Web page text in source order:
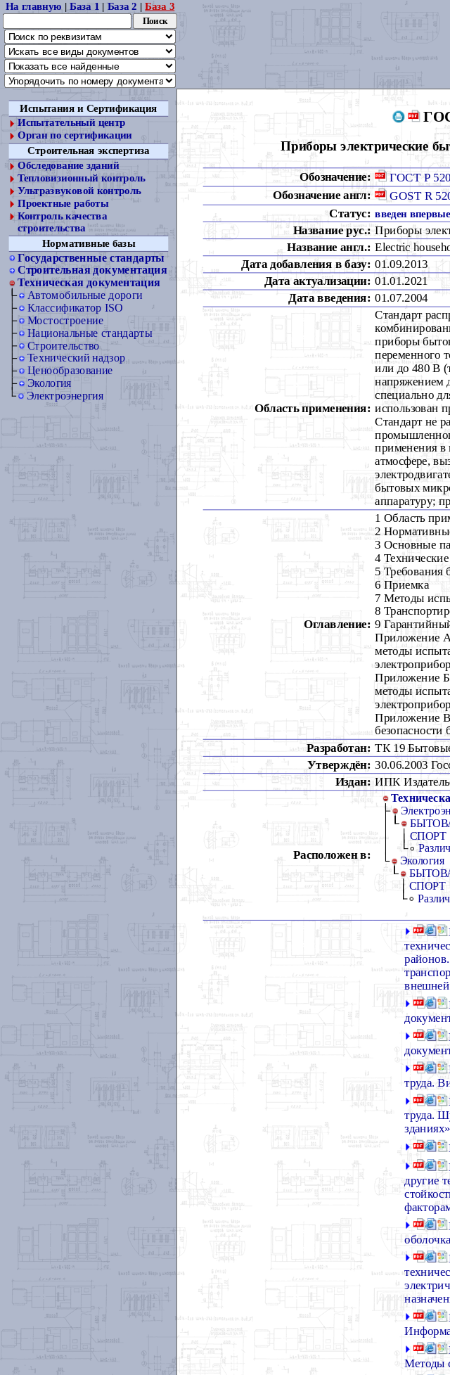
На главную |База 1 | База 2 |База 3
Испытания и Сертификация
Испытательный центр
Орган по сертификации
Строительная экспертиза
Обследование зданий
Тепловизионный контроль
Ультразвуковой контроль
Проектные работы
Контроль качества
строительства
Нормативные базы
Государственные стандарты
Строительная документация
Техническая документация
Автомобильные дороги
Классификатор ISO
Мостостроение
Национальные стандарты
Строительство
Технический надзор
Ценообразование
Экология
Электроэнергия
Приборы электрические
Обозначение: ГОСТ Р
Обозначение англ: GOST R
Статус: введен впервые
Название рус.: Приборы
Название англ.: Electric
Дата добавления в базу: 01.09.2013
Дата актуализации: 01.01.2021
Дата введения: 01.07.2004
Область применения:
Стандарт
приборы
переменного
или до 480 В
напряжением
специально
использован
Стандарт не
применения в
атмосфере,
бытовых
аппаратуру;
Оглавление:
1 Область
2
3 Основные
4
5 Требования
6 Приемка
7 Методы
8
9
Приложение А
методы
Приложение Б
методы
Приложение В
безопасности
Разработан: ТК 19
Утверждён: 30.06.2003
Издан: ИПК
Расположен в:
СПОРТ
Экология
СПОРТ
труда.
труда.
зданиях»
другие
Методы